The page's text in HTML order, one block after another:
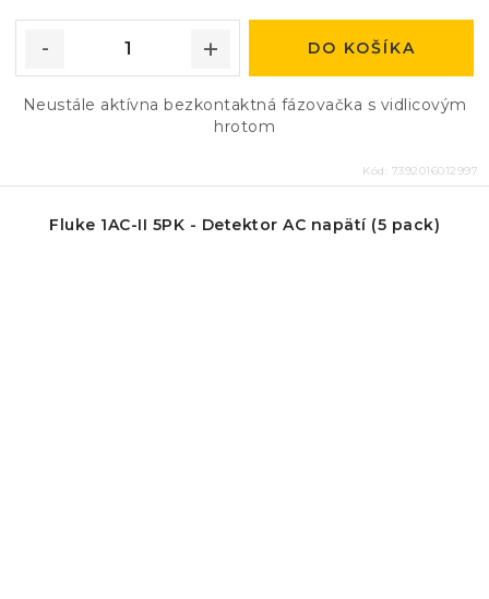
DO KOŠÍKA
Neustále aktívna bezkontaktná fázovačka s vidlicovým
hrotom
Kód: 7392016012997
Fluke 1AC-II 5PK - Detektor AC napätí (5 pack)